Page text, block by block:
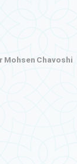
Chavoshi